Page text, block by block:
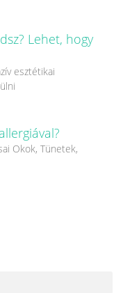
Lehet, hogy
esztétikai
Okok, Tünetek,